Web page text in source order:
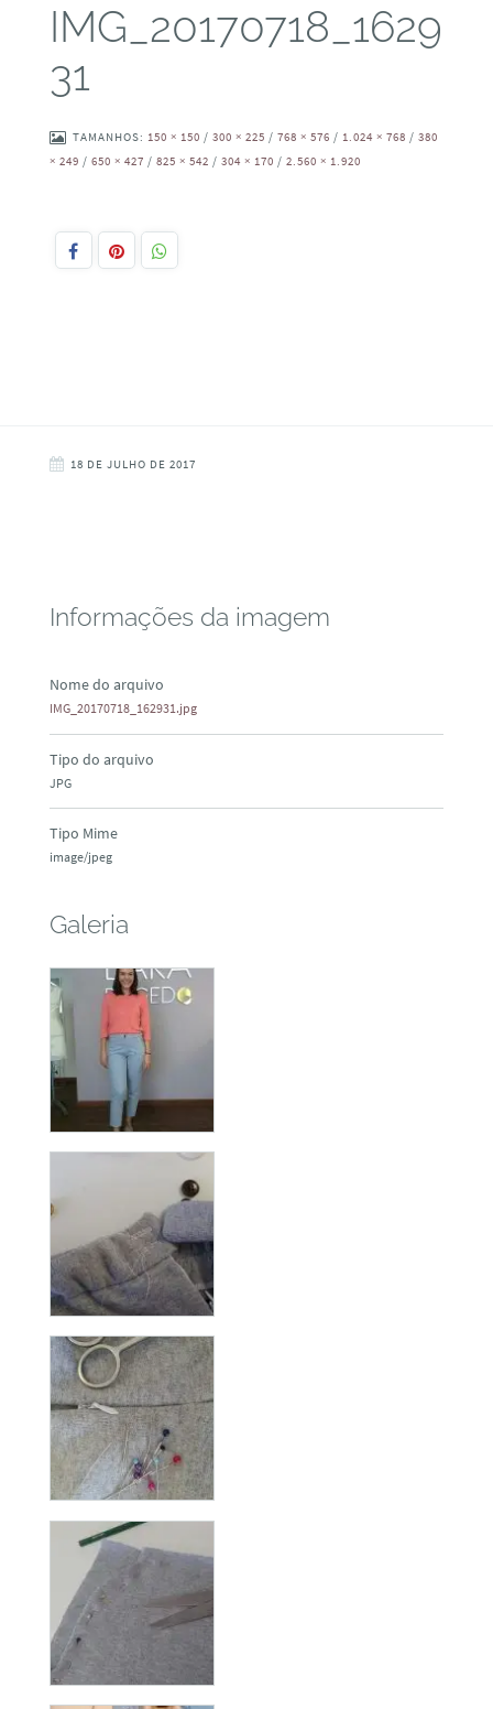
IMG_20170718_1629
31
TAMANHOS: 150 × 150 / 300 × 225 / 768 × 576 / 1.024 × 768 / 380
× 249 / 650 × 427 / 825 × 542 / 304 × 170 / 2.560 × 1.920
18 DE JULHO DE 2017
Informações da imagem
Nome do arquivo
IMG_20170718_162931.jpg
Tipo do arquivo
JPG
Tipo Mime
image/jpeg
Galeria